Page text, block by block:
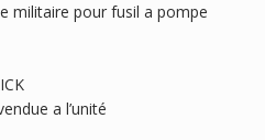
militaire pour fusil a pompe
a l’unité